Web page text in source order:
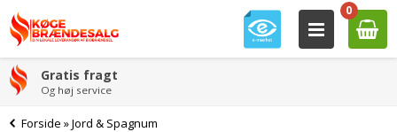
0
Gratis fragt
Og høj service
Forside »Jord & Spagnum